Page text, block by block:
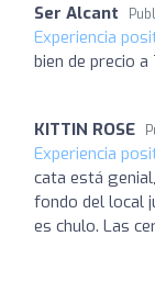
Ser Alcant
Experiencia
bien de precio
KITTIN ROSE
Experiencia
cata está
fondo del local
es chulo. Las